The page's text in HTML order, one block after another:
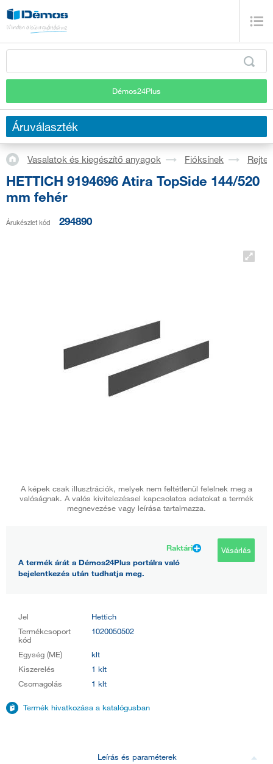
Démos24Plus
Áruválaszték
Vasalatok és kiegészítő anyagok Fióksínek
HETTICH 9194696 Atira TopSide 144/520
mm fehér
Árukészlet kód 294890
A képek csak illusztrációk, melyek nem feltétlenül felelnek meg a
valóságnak. A valós kivitelezéssel kapcsolatos adatokat a termék
megnevezése vagy leírása tartalmazza.
Raktári
A termék árát a Démos24Plus portálra való
bejelentkezés után tudhatja meg.
Vásárlás
Jel
Hettich
Termékcsoport
kód
1020050502
Egység (ME)
klt
Kiszerelés
1 klt
Csomagolás
1 klt
Termék hivatkozása a katalógusban
Leírás és paraméterek